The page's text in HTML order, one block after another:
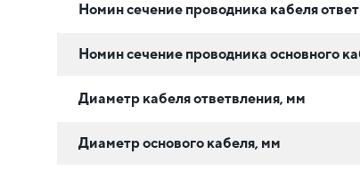
Номин сечение проводника кабеля
Номин сечение проводника основного
Диаметр кабеля ответвления, мм
Диаметр основого кабеля, мм